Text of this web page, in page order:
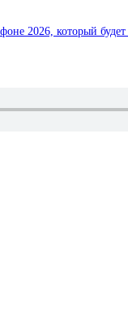
2026, который будет